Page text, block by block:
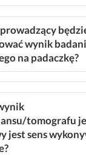
wynik
na padaczkę?
tomografu
jest sens